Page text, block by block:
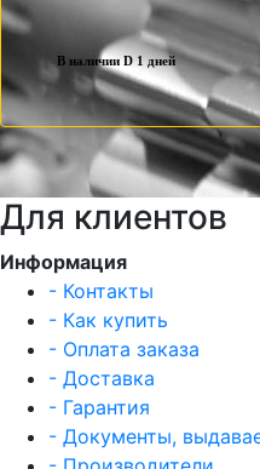
В наличии D 1 дней
Для клиентов
Информация
- Контакты
- Как купить
- Оплата заказа
- Доставка
- Гарантия
- Документы,